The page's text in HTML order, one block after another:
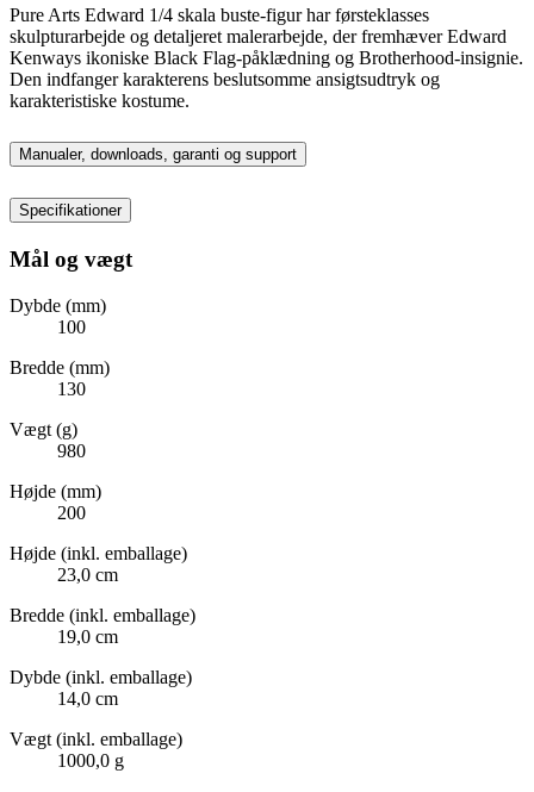
Pure Arts Edward 1/4 skala buste-figur har førsteklasses
skulpturarbejde og detaljeret malerarbejde, der fremhæver Edward
Kenways ikoniske Black Flag-påklædning og Brotherhood-insignie.
Den indfanger karakterens beslutsomme ansigtsudtryk og
karakteristiske kostume.
Manualer, downloads, garanti og support
Specifikationer
Mål og vægt
Dybde (mm)
100
Bredde (mm)
130
Vægt (g)
980
Højde (mm)
200
Højde (inkl. emballage)
23,0 cm
Bredde (inkl. emballage)
19,0 cm
Dybde (inkl. emballage)
14,0 cm
Vægt (inkl. emballage)
1000,0 g